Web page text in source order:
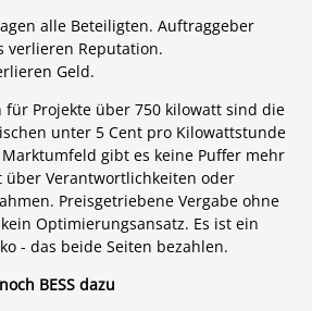
alle Beteiligten. Auftraggeber
verlieren Reputation.
Geld.
für Projekte über 750 kilowatt sind die
unter 5 Cent pro Kilowattstunde
gibt es keine Puffer mehr
Verantwortlichkeiten oder
Preisgetriebene Vergabe ohne
Optimierungsansatz. Es ist ein
- das beide Seiten bezahlen.
BESS dazu